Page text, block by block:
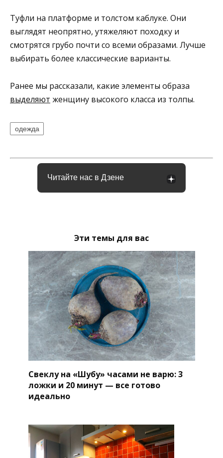
Туфли на платформе и толстом каблуке. Они
выглядят неопрятно, утяжеляют походку и
смотрятся грубо почти со всеми образами. Лучше
выбирать более классические варианты.
Ранее мы рассказали, какие элементы образа
выделяют женщину высокого класса из толпы.
одежда
Читайте нас в Дзене
Эти темы для вас
Свеклу на «Шубу» часами не варю: 3
ложки и 20 минут — все готово
идеально